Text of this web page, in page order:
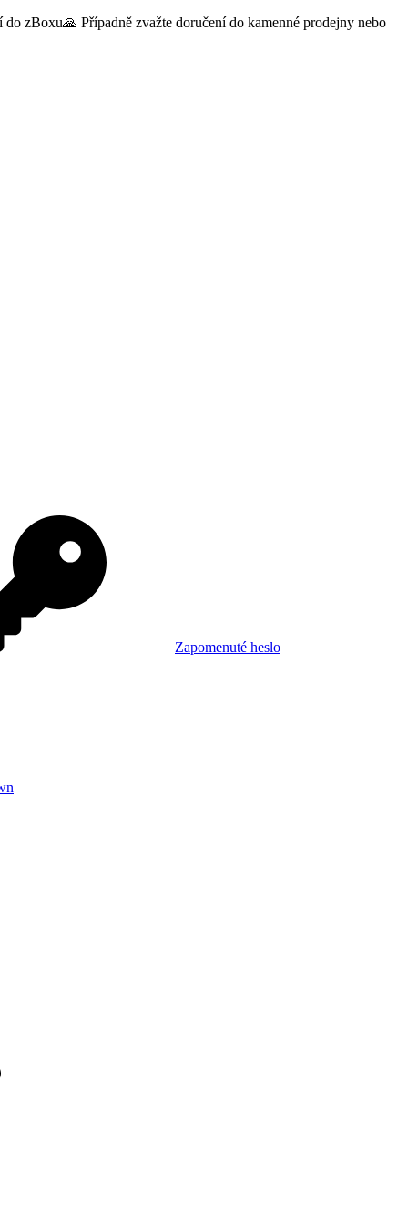
zBoxu🙏 Případně zvažte doručení do kamenné prodejny nebo
Zapomenuté heslo